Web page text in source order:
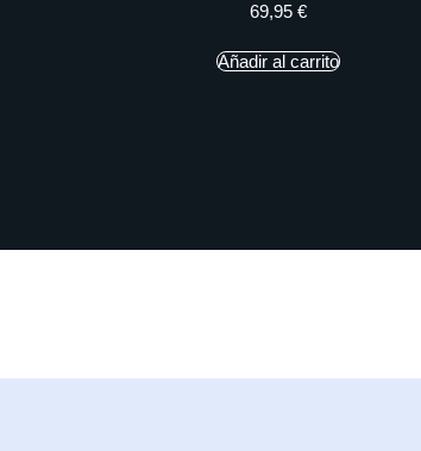
69,95 €
Añadir al carrito